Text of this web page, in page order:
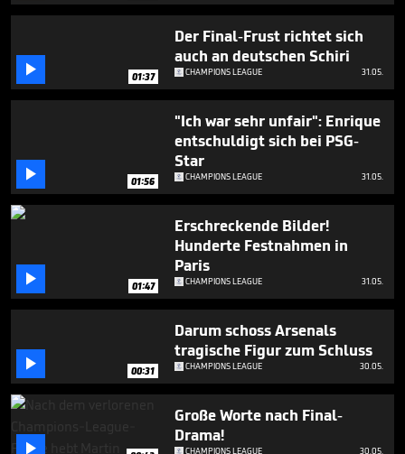
 01:37
Der Final-Frust richtet sich
auch an deutschen Schiri
CHAMPIONS LEAGUE 31.05.
 01:56
"Ich war sehr unfair": Enrique
entschuldigt sich bei PSG-
Star
CHAMPIONS LEAGUE 31.05.
 01:47
Erschreckende Bilder!
Hunderte Festnahmen in
Paris
CHAMPIONS LEAGUE 31.05.
 00:31
Darum schoss Arsenals
tragische Figur zum Schluss
CHAMPIONS LEAGUE 30.05.

Große Worte nach Final-
Drama!
CHAMPIONS LEAGUE 30.05.